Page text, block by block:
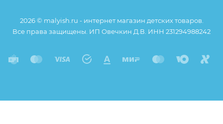
свойства и иные существенные элементы товара и
заказа остаются без изменений.
2026 © malyish.ru - интернет магазин детских товаров.
Все права защищены. ИП Овечкин Д.В. ИНН 231294988242